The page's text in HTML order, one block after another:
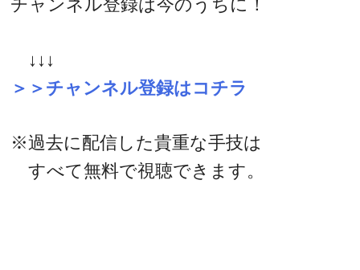
チャンネル登録は今のうちに！
↓↓↓
＞＞チャンネル登録はコチラ
※過去に配信した貴重な手技は
すべて無料で視聴できます。